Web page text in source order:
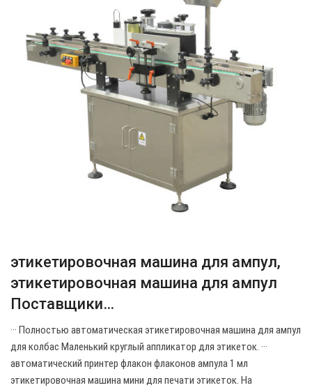
этикетировочная машина для ампул,
этикетировочная машина для ампул
Поставщики…
··· Полностью автоматическая этикетировочная машина для ампул
для колбас Маленький круглый аппликатор для этикеток. ···
автоматический принтер флакон флаконов ампула 1 мл
этикетировочная машина мини для печати этикеток. На